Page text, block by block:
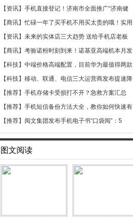
【资讯】 手机直接登记！济南市全面推广“济南健
【商讯】忙碌一年了买手机不用买太贵的哦！实用
【资讯】 未来的实体店三大趋势 送给手机店老板
【商讯】 考验诺粉时刻到来！诺基亚高端机本月发
【科技】 中端价格高端配置，目前华为最值得两款
【科技】 移动、联通、电信三大运营商发布提速降
【推荐】 手机存储卡受损打不开？急救方案汇总
【推荐】 手机短信备份方法大全，教你如何快速有
【推荐】 阅文集团发布手机电子书“口袋阅”：5
图文阅读